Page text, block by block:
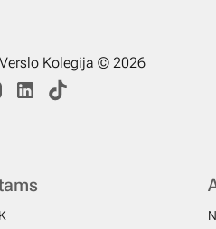
Kolegija © 2026